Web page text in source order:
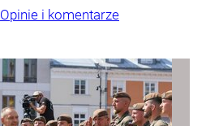
Opinie i komentarze